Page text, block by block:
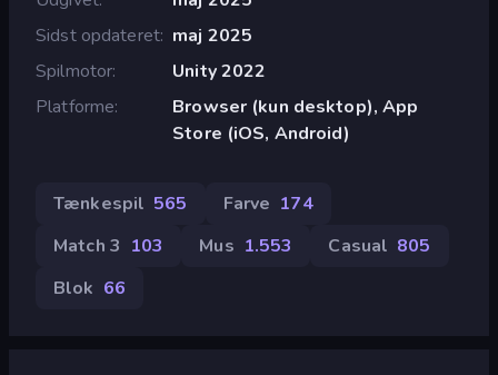
Sidst opdateret maj 2025
Spilmotor
Unity 2022
Platforme
Browser (kun desktop), App
Store (iOS, Android)
Tænkespil 565 Farve 174
Match 3 103 Mus 1.553 Casual 805
Blok 66